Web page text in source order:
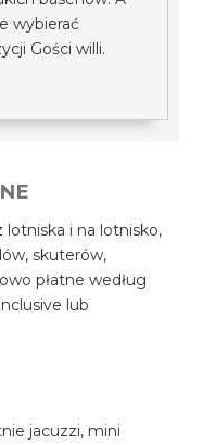
wybierać
Gości willi.
lotniska i na lotnisko,
skuterów,
płatne według
lub
jacuzzi, mini